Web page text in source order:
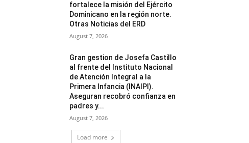
fortalece la misión del Ejército
Dominicano en la región norte.
Otras Noticias del ERD
August 7, 2026
Gran gestion de Josefa Castillo
al frente del Instituto Nacional
de Atención Integral a la
Primera Infancia (INAIPI).
Aseguran recobró confianza en
padres y...
August 7, 2026
Load more